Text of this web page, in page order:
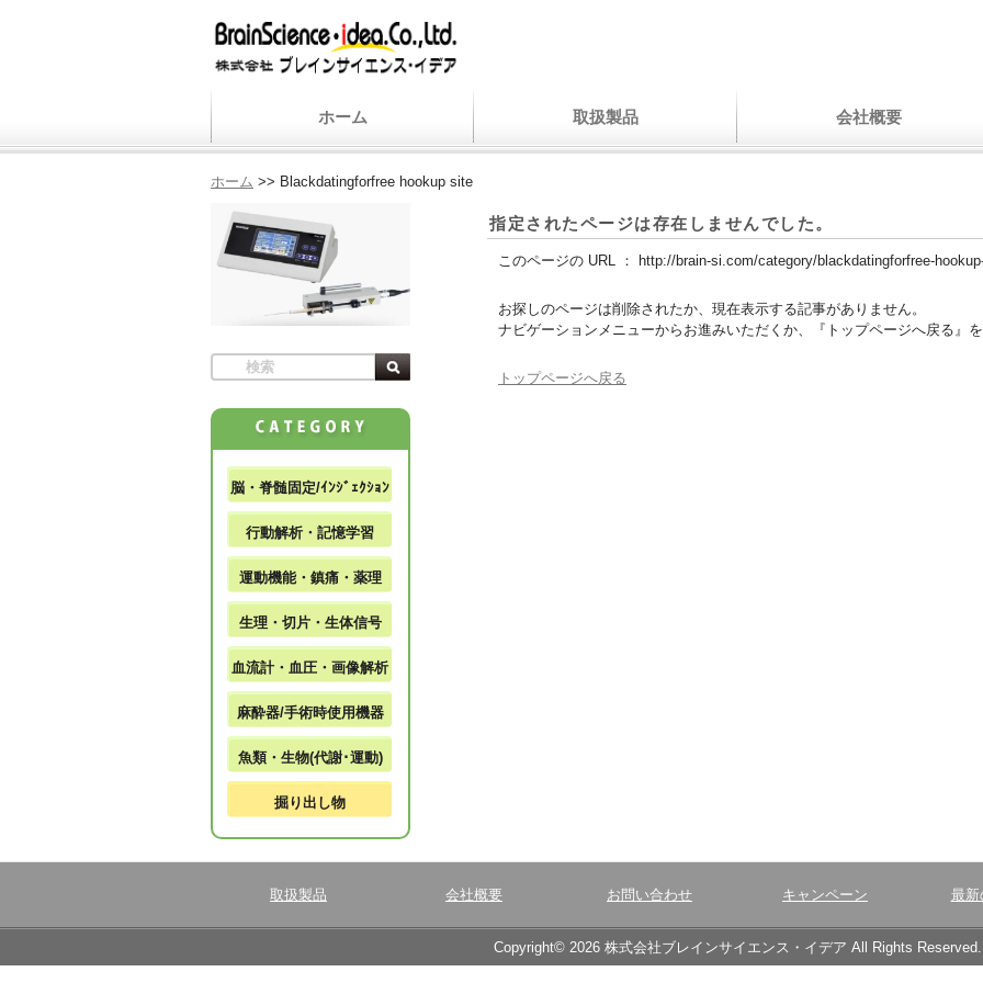
ホーム 取扱製品 会社概要
ホーム >> Blackdatingforfree hookup site
指定されたページは存在しませんでした。
このページの URL ： http://brain-si.com/category/blackdatingforfree-
お探しのページは削除されたか、現在表示する記事がありません。
ナビゲーションメニューからお進みいただくか、『トップページへ戻る』を
トップページへ戻る
脳・脊髄固定/ｲﾝｼﾞｪｸｼｮﾝ
行動解析・記憶学習
運動機能・鎮痛・薬理
生理・切片・生体信号
血流計・血圧・画像解析
麻酔器/手術時使用機器
魚類・生物(代謝･運動)
掘り出し物
取扱製品 会社概要 お問い合わせ キャンペーン 最新
Copyright© 2026 株式会社ブレインサイエンス・イデア All Rights Reserved.